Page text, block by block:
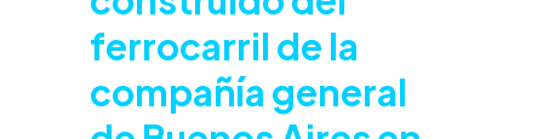
ferrocarril de la
compañía general